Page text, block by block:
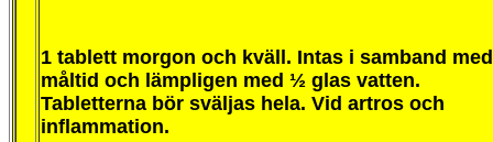
1 tablett morgon och kväll. Intas i samband med
måltid och lämpligen med ½ glas vatten.
Tabletterna bör sväljas hela. Vid artros och
inflammation.